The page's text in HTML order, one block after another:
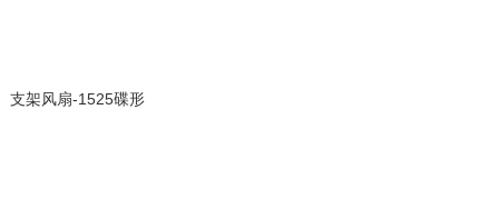
支架风扇-1525碟形